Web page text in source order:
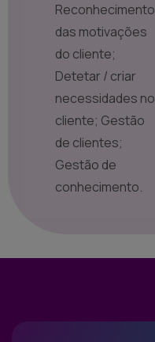
Reconhecimento
das motivações
do cliente;
Detetar / criar
necessidades no
cliente; Gestão
de clientes;
Gestão de
conhecimento.